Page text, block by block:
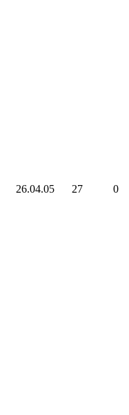
26.04.05 27 0